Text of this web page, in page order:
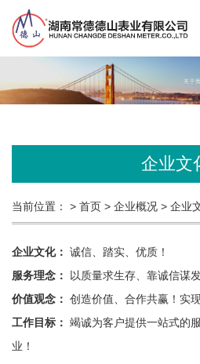
企业文
当前位置： > 首页 > 企业概况 > 企业
企业文化： 诚信、踏实、优质！
服务理念：
以质量求生存、靠诚信谋
价值观念： 创造价值、合作共赢！实
工作目标： 竭诚为客户提供一站式的
业！